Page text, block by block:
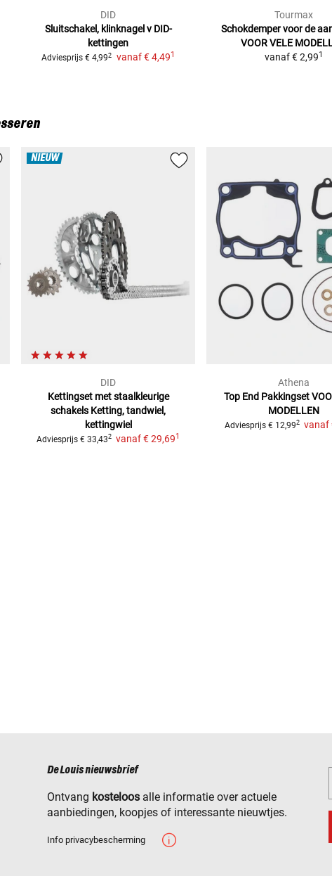
DID
Sluitschakel, klinknagel v DID-
kettingen
Adviesprijs € 4,992 vanaf € 4,491
Tourmax
Schokdemper voor de
VOOR VELE
vanaf € 2,991
NIEUW
DID
Kettingset met staalkleurige
schakels Ketting, tandwiel,
kettingwiel
Adviesprijs € 33,432 vanaf€ 29,691
Athena
Top End Pakkingset
MODELLEN
Adviesprijs € 12,992 vanaf
De Louis nieuwsbrief
Ontvang kosteloos alle informatie over actuele
aanbiedingen, koopjes of interessante nieuwtjes.
Info privacybescherming